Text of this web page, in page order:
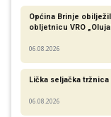
Općina Brinje
obljetnicu VRO
06.08.2026
Lička seljačka tržnica
06.08.2026